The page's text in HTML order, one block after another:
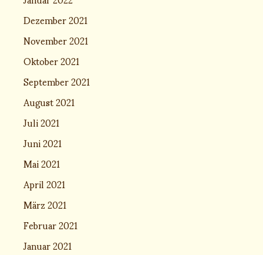
Dezember 2021
November 2021
Oktober 2021
September 2021
August 2021
Juli 2021
Juni 2021
Mai 2021
April 2021
März 2021
Februar 2021
Januar 2021